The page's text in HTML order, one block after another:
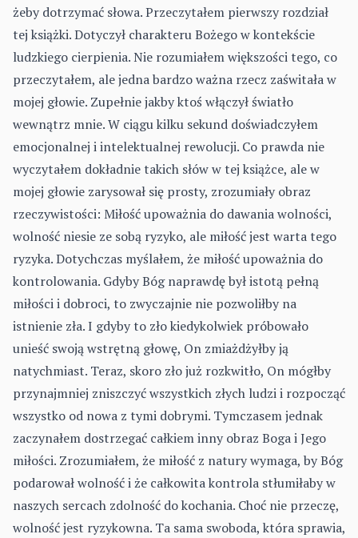
żeby dotrzymać słowa. Przeczytałem pierwszy rozdział
tej książki. Dotyczył charakteru Bożego w kontekście
ludzkiego cierpienia. Nie rozumiałem większości tego, co
przeczytałem, ale jedna bardzo ważna rzecz zaświtała w
mojej głowie. Zupełnie jakby ktoś włączył światło
wewnątrz mnie. W ciągu kilku sekund doświadczyłem
emocjonalnej i intelektualnej rewolucji. Co prawda nie
wyczytałem dokładnie takich słów w tej książce, ale w
mojej głowie zarysował się prosty, zrozumiały obraz
rzeczywistości: Miłość upoważnia do dawania wolności,
wolność niesie ze sobą ryzyko, ale miłość jest warta tego
ryzyka. Dotychczas myślałem, że miłość upoważnia do
kontrolowania. Gdyby Bóg naprawdę był istotą pełną
miłości i dobroci, to zwyczajnie nie pozwoliłby na
istnienie zła. I gdyby to zło kiedykolwiek próbowało
unieść swoją wstrętną głowę, On zmiażdżyłby ją
natychmiast. Teraz, skoro zło już rozkwitło, On mógłby
przynajmniej zniszczyć wszystkich złych ludzi i rozpocząć
wszystko od nowa z tymi dobrymi. Tymczasem jednak
zaczynałem dostrzegać całkiem inny obraz Boga i Jego
miłości. Zrozumiałem, że miłość z natury wymaga, by Bóg
podarował wolność i że całkowita kontrola stłumiłaby w
naszych sercach zdolność do kochania. Choć nie przeczę,
wolność jest ryzykowna. Ta sama swoboda, która sprawia,